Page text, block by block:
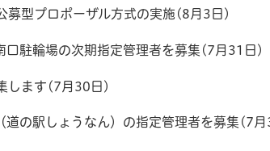
募型プロポーザル方式の実施(8月3日)
口駐輪場の次期指定管理者を募集(7月31日)
します(7月30日)
道の駅しょうなん）の指定管理者を募集(7